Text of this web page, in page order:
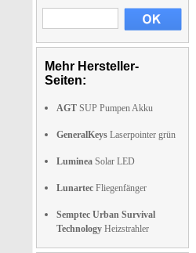
Mehr Hersteller-
Seiten:
AGT SUP Pumpen Akku
GeneralKeys Laserpointer grün
Luminea Solar LED
Lunartec Fliegenfänger
Semptec Urban Survival
Technology Heizstrahler